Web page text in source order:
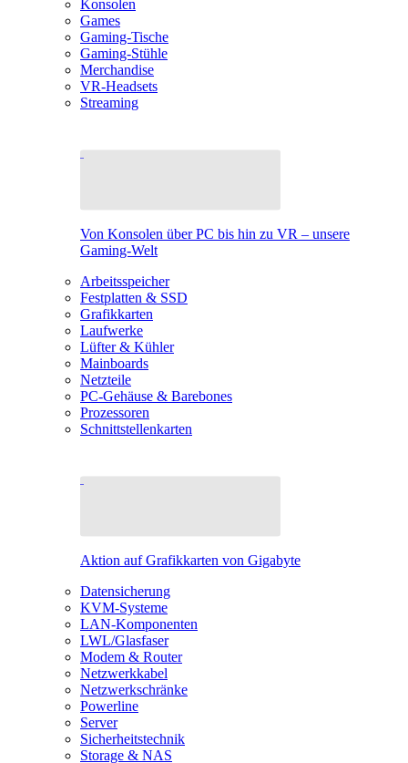
Konsolen
Games
Gaming-Tische
Gaming-Stühle
Merchandise
VR-Headsets
Streaming
Von Konsolen über PC bis hin zu VR – unsere
Gaming-Welt
Arbeitsspeicher
Festplatten & SSD
Grafikkarten
Laufwerke
Lüfter & Kühler
Mainboards
Netzteile
PC-Gehäuse & Barebones
Prozessoren
Schnittstellenkarten
Aktion auf Grafikkarten von Gigabyte
Datensicherung
KVM-Systeme
LAN-Komponenten
LWL/Glasfaser
Modem & Router
Netzwerkkabel
Netzwerkschränke
Powerline
Server
Sicherheitstechnik
Storage & NAS